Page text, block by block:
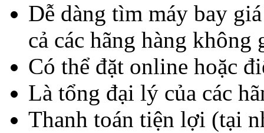
Dễ dàng tìm máy bay
cả các hãng hàng
Có thể đặt online hoặc
Là tổng đại lý của các
Thanh toán tiện lợi (tại